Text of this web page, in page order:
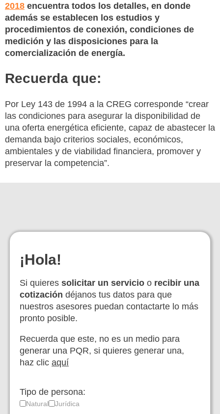
2018 encuentra todos los detalles, en donde
además se establecen los estudios y
procedimientos de conexión, condiciones de
medición y las disposiciones para la
comercialización de energía.
Recuerda que:
Por Ley 143 de 1994 a la CREG corresponde “crear
las condiciones para asegurar la disponibilidad de
una oferta energética eficiente, capaz de abastecer la
demanda bajo criterios sociales, económicos,
ambientales y de viabilidad financiera, promover y
preservar la competencia”.
¡Hola!
Si quieres solicitar un servicio o recibir una
cotización déjanos tus datos para que
nuestros asesores puedan contactarte lo más
pronto posible.
Recuerda que este, no es un medio para
generar una PQR, si quieres generar una,
haz clic aquí
Tipo de persona:
Natural Jurídica